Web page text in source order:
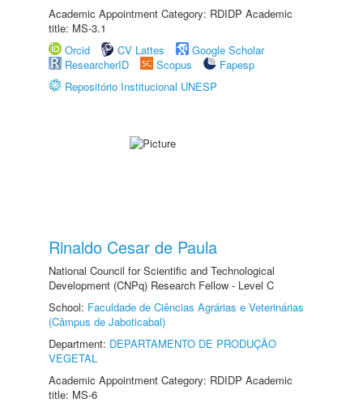
Academic Appointment Category: RDIDP Academic
title: MS-3.1
Orcid
CV Lattes
Google Scholar
ResearcherID
Scopus
Fapesp
Repositório Institucional UNESP
Rinaldo Cesar de Paula
National Council for Scientific and Technological
Development (CNPq) Research Fellow - Level C
School: Faculdade de Ciências Agrárias e Veterinárias
(Câmpus de Jaboticabal)
Department: DEPARTAMENTO DE PRODUÇÃO
VEGETAL
Academic Appointment Category: RDIDP Academic
title: MS-6